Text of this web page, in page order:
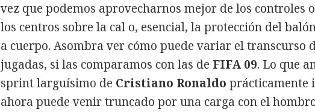
vez que podemos aprovecharnos mejor de los controles
los centros sobre la cal o, esencial, la protección del
a cuerpo. Asombra ver cómo puede variar el transcurso
jugadas, si las comparamos con las de FIFA 09. Lo que
sprint larguísimo de Cristiano Ronaldo prácticamente
ahora puede venir truncado por una carga con el